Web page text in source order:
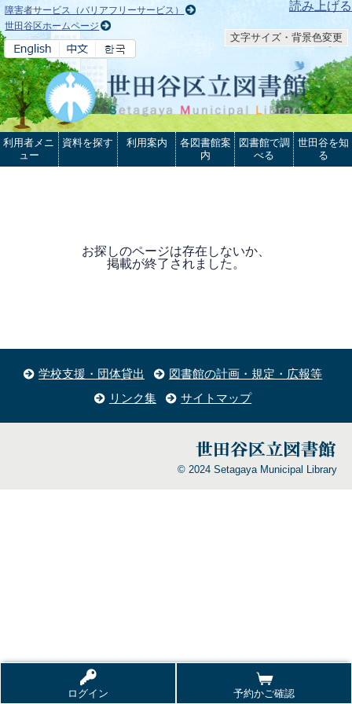
本文へ 読み上げる
障害者サービス（バリアフリーサービス）
世田谷区ホームページ
文字サイズ・背景色変更
ログイン 予約かご確認
利用者メニ
ュー
資料を探す 利用案内
各図書館案
内
図書館で調
べる
世田谷を知
る
お探しのページは存在しないか、
掲載が終了されました。
学校支援・団体貸出
図書館の計画・規定・広報等
リンク集
サイトマップ
© 2024 Setagaya Municipal Library